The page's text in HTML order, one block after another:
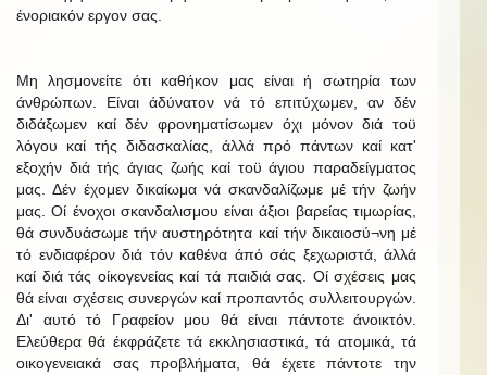
ένοριακόν εργον σας.
Μη λησμονείτε ότι καθήκον μας είναι ή σωτηρία των
άνθρώπων. Είναι άδύνατον νά τό επιτύχωμεν, αν δέν
διδάξωμεν καί δέν φρονηματίσωμεν όχι μόνον διά τοϋ
λόγου καί τής διδασκαλίας, άλλά πρό πάντων καί κατ'
εξοχήν διά τής άγιας ζωής καί τοϋ άγιου παραδείγματος
μας. Δέν έχομεν δικαίωμα νά σκανδαλίζωμε μέ τήν ζωήν
μας. Οί ένοχοι σκανδαλισμου είναι άξιοι βαρείας τιμωρίας,
θά συνδυάσωμε τήν αυστηρότητα καί τήν δικαιοσύ¬νη μέ
τό ενδιαφέρον διά τόν καθένα άπό σάς ξεχωριστά, άλλά
καί διά τάς οίκογενείας καί τά παιδιά σας. Οί σχέσεις μας
θά είναι σχέσεις συνεργών καί προπαντός συλλειτουργών.
Δι' αυτό τό Γραφείον μου θά είναι πάντοτε άνοικτόν.
Ελεύθερα θά έκφράζετε τά εκκλησιαστικά, τά ατομικά, τά
οικογενειακά σας προβλήματα, θά έχετε πάντοτε την